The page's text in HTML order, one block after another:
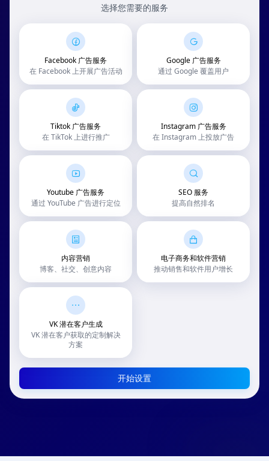
选择您需要的服务
Facebook 广告服务
在 Facebook 上开展广告活动
Google 广告服务
通过 Google 覆盖用户
Tiktok 广告服务
在 TikTok 上进行推广
Instagram 广告服务
在 Instagram 上投放广告
Youtube 广告服务
通过 YouTube 广告进行定位
SEO 服务
提高自然排名
内容营销
博客、社交、创意内容
电子商务和软件营销
推动销售和软件用户增长
VK 潜在客户生成
VK 潜在客户获取的定制解决
方案
开始设置